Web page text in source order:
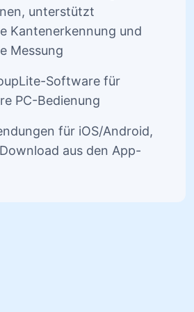
unterstützt
Kantenerkennung und
Messung
Software für
PC-Bedienung
für iOS/Android,
aus den App-